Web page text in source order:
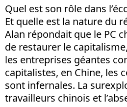
Quel est son rôle dans
Et quelle est la nature du
Alan répondait que le PC
de restaurer le
les entreprises géantes
capitalistes, en Chine, les
sont infernales. La
travailleurs chinois et